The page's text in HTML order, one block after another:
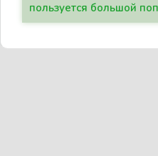
пользуется большой